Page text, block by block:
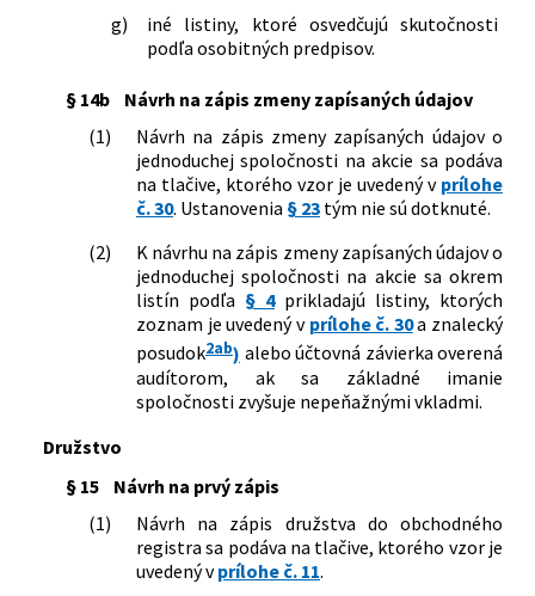
g)
iné listiny, ktoré osvedčujú skutočnosti
podľa osobitných predpisov.
§ 14b
Návrh na zápis zmeny zapísaných údajov
(1)
Návrh na zápis zmeny zapísaných údajov o
jednoduchej spoločnosti na akcie sa podáva
na tlačive, ktorého vzor je uvedený v prílohe
č. 30. Ustanovenia § 23 tým nie sú dotknuté.
(2)
K návrhu na zápis zmeny zapísaných údajov o
jednoduchej spoločnosti na akcie sa okrem
listín podľa § 4prikladajú listiny, ktorých
zoznam je uvedený v prílohe č. 30a znalecký
posudok2ab) alebo účtovná závierka overená
audítorom, ak sa základné imanie
spoločnosti zvyšuje nepeňažnými vkladmi.
Družstvo
§ 15
Návrh na prvý zápis
(1)
Návrh na zápis družstva do obchodného
registra sa podáva na tlačive, ktorého vzor je
uvedený vprílohe č. 11.